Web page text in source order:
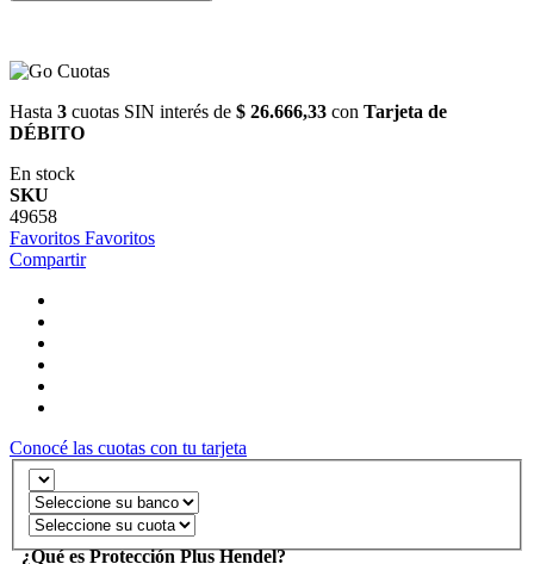
Hasta 3 cuotas SIN interés de $ 26.666,33 con Tarjeta de
DÉBITO
En stock
SKU
49658
Favoritos Favoritos
Compartir
Conocé las cuotas con tu tarjeta
¿Qué es Protección Plus Hendel?